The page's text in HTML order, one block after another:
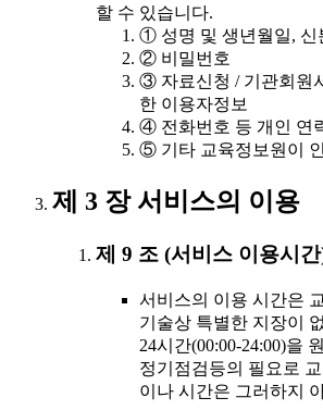
할 수 있습니다.
① 성명 및 생년월일, 신
② 비밀번호
③ 자료신청 / 기관회원
한 이용자정보
④ 전화번호 등 개인 연
⑤ 기타 교육정보원이
제 3 장 서비스의 이용
제 9 조 (서비스 이용시
서비스의 이용 시간은
기술상 특별한 지장이
24시간(00:00-24:00)을
정기점검등의 필요로
이나 시간은 그러하지